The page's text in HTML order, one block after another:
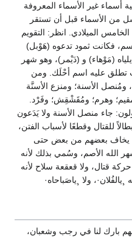
أسماء غير الأسماء المعروفة
من الأسماء قبل أن تستقر
الميلادي. انظر: التقويم
فكانت ثمود تدعوه (هَوْبل)
(مَوْهاء) و (دَيْمر)، وهو شهر
تطلق عليه اسم أحْلَك. ومن
الأسنة؛ ومنزع الأسنَّة
وهرم؛ ومُقَشْقِش؛ وفَرْد.
جاء منصل الأسنة ولا يَدَعون
للقتال وقطعًا لأسباب الفتن،
يخاف بعضهم من بعض حتى
الله الأصم، وسُمي بذلك لأنه
قتال، ولا قعقعة سلاح لأنه
ولا ¸ياصَباحاه·
(اللهم بارك لنا في رجب وشعبان،